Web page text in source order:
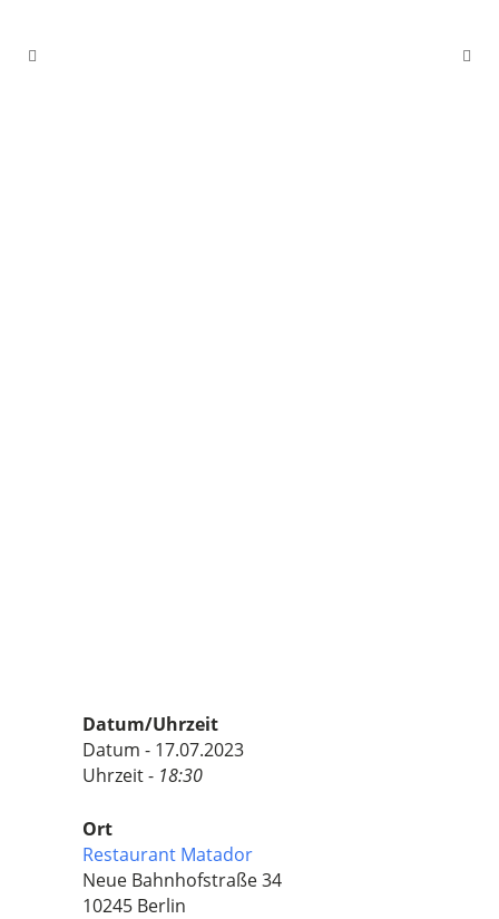
Datum/Uhrzeit
Datum - 17.07.2023
Uhrzeit - 18:30
Ort
Restaurant Matador
Neue Bahnhofstraße 34
10245 Berlin